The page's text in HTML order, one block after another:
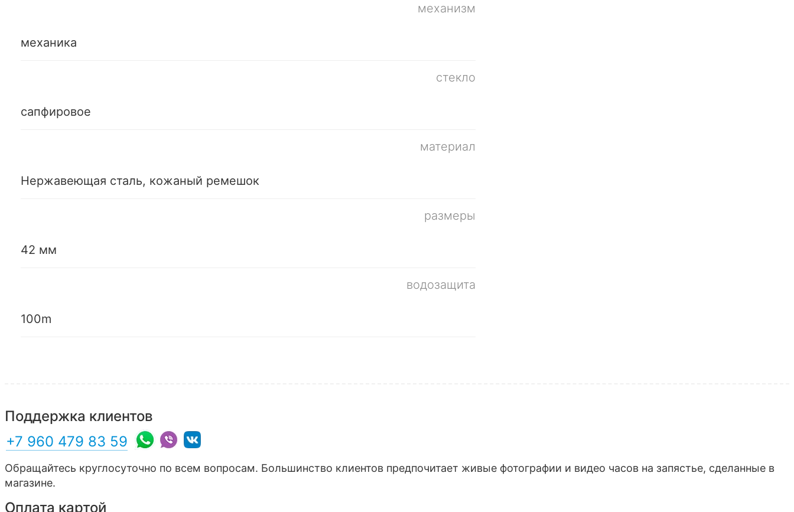
механизм
механика
стекло
сапфировое
материал
Нержавеющая сталь, кожаный ремешок
размеры
42 мм
водозащита
100m
Поддержка клиентов
+7 960 479 83 59
Обращайтесь круглосуточно по всем вопросам. Большинство клиентов предпочитает живые фотографии и видео часов на запястье, сделанные в
магазине.
Оплата картой